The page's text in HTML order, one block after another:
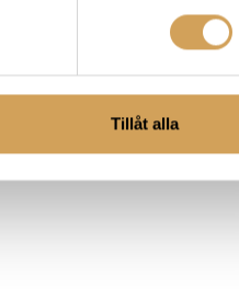
Tillåt alla